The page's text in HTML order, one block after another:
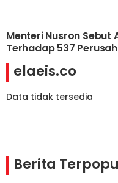
Menteri Nusron Sebut
Terhadap 537
Tanpa HGU
elaeis.co
Data tidak tersedia
-
Berita